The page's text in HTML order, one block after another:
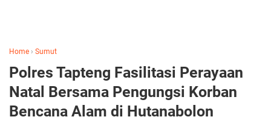
Home › Sumut
Polres Tapteng Fasilitasi Perayaan
Natal Bersama Pengungsi Korban
Bencana Alam di Hutanabolon